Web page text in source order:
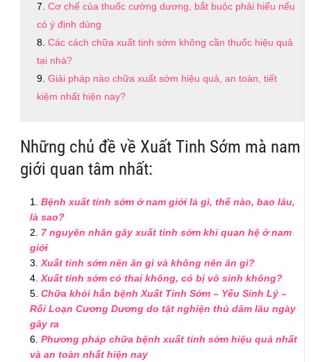
Cơ chế của thuốc cường dương, bắt buộc phải hiểu nếu
có ý định dùng
Các cách chữa xuất tinh sớm không cần thuốc hiệu quả
tại nhà?
Giải pháp nào chữa xuất sớm hiệu quả, an toàn, tiết
kiệm nhất hiện nay?
Những chủ đề về Xuất Tinh Sớm mà nam
giới quan tâm nhất:
Bệnh xuất tinh sớm ở nam giới là gì, thế nào, bao lâu,
là sao?
7 nguyên nhân gây xuất tinh sớm khi quan hệ ở nam
giới
Xuất tinh sớm nên ăn gì và không nên ăn gì?
Xuất tinh sớm có thai không, có bị vô sinh không?
Chữa khỏi hẳn bệnh Xuất Tinh Sớm – Yếu Sinh Lý –
Rối Loạn Cương Dương do tật nghiện thủ dâm lâu ngày
gây ra
Phương pháp chữa bệnh xuất tinh sớm hiệu quả nhất
và an toàn nhất hiện nay